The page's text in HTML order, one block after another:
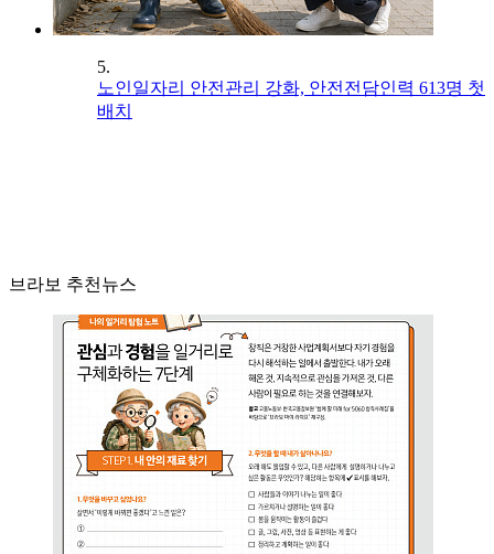
5.
노인일자리 안전관리 강화, 안전전담인력 613명 첫
배치
브라보 추천뉴스